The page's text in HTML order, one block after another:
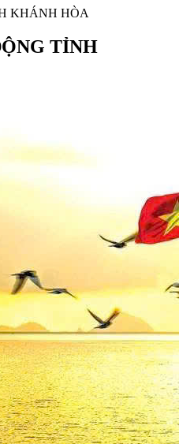
KHÁNH HÒA
TỈNH